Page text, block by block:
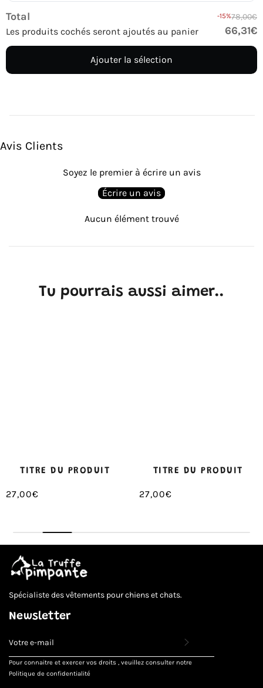
Total
Les produits cochés seront ajoutés au panier
-15%78,00€
66,31€
Ajouter la sélection
Avis Clients
Soyez le premier à écrire un avis
Écrire un avis
Aucun élément trouvé
Tu pourrais aussi aimer..
TITRE DU PRODUIT
27,00€
/
TITRE DU PRODUIT
27,00€
/
Spécialiste des vêtements pour chiens et chats.
Newsletter
VOUS
POUR
RECEVOIR
LES
Pour connaitre et exercer vos droits , veuillez consulter notre
Politique de confidentialité